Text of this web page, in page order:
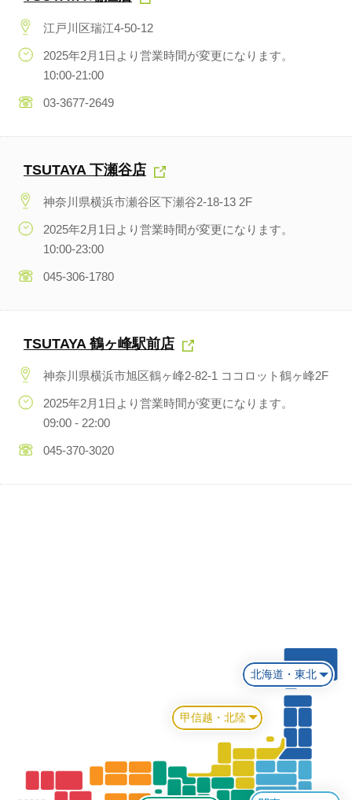
江戸川区瑞江4-50-12
2025年2月1日より営業時間が変更になります。
10:00-21:00
03-3677-2649
TSUTAYA 下瀬谷店
神奈川県横浜市瀬谷区下瀬谷2-18-13 2F
2025年2月1日より営業時間が変更になります。
10:00-23:00
045-306-1780
TSUTAYA 鶴ヶ峰駅前店
神奈川県横浜市旭区鶴ヶ峰2-82-1 ココロット鶴ヶ峰2F
2025年2月1日より営業時間が変更になります。
09:00 - 22:00
045-370-3020